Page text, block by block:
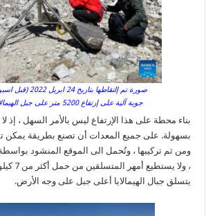
صورة تم إلتقاطها
جوية آلية على إرتفاع 5200 متر على جبل الهيمالايا – الجانب الصيني.
بناء محطة على هذا الإرتفاع ليس بالأمر السهل ، إذ
بسهولة. على جميع المعدات أن تصنع بطريقة يمكن
ومن ثم تركيبها ، وتُحمل الى الموقع المنشود
، ولا
يتسلق جبال الهيمالايا أعلى جبل على وجه الأرض.